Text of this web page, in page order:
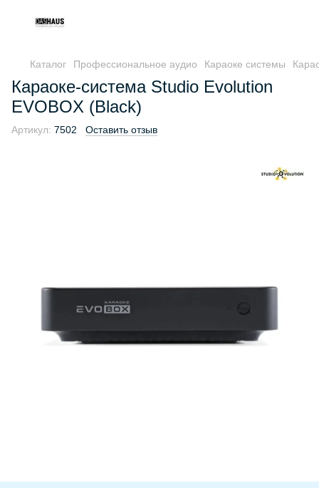
Каталог Профессиональное аудио Караоке системы
Караоке-система Studio Evolution
EVOBOX (Black)
Артикул: 7502 Оставить отзыв